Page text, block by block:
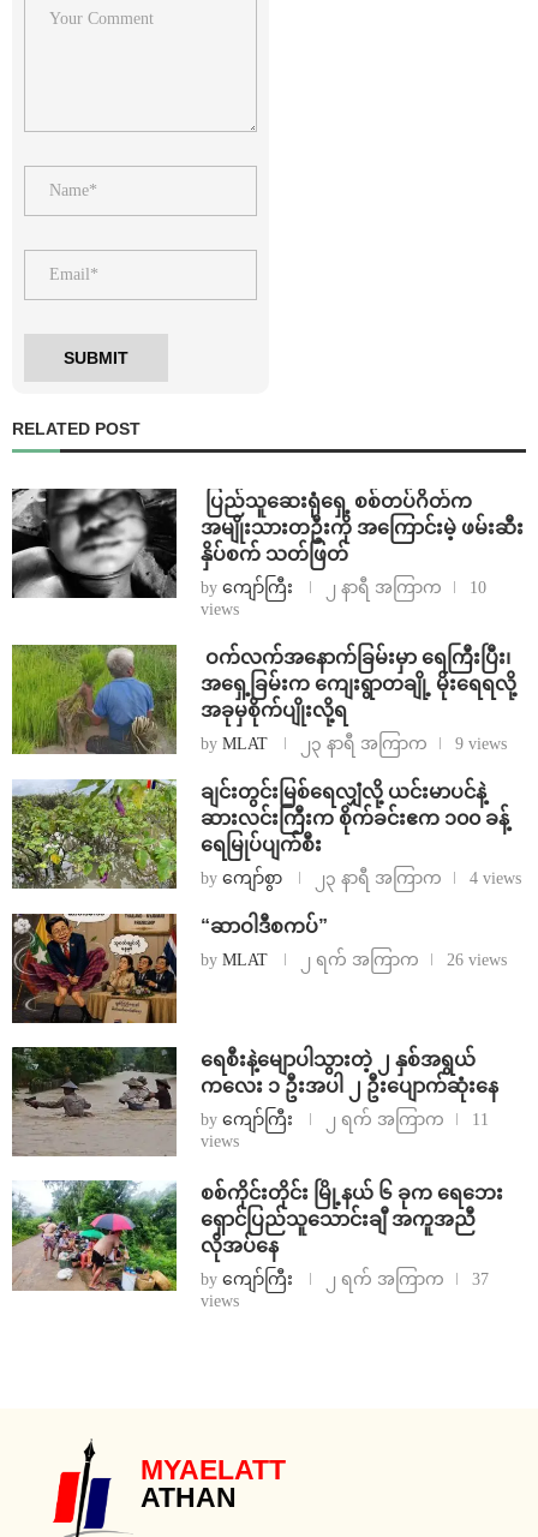
RELATED POST
⁩ ⁨ပြည်သူဆေးရုံရှေ့ စစ်တပ်ဂိတ်က
အမျိုးသားတဦးကို အကြောင်းမဲ့ ဖမ်းဆီး
နှိပ်စက် သတ်ဖြတ်
by ကျော်ကြီး ၂ နာရီ အကြာက
10
views
⁩ ⁨ဝက်လက်အနောက်ခြမ်းမှာ ရေကြီးပြီး၊
အရှေ့ခြမ်းက ကျေးရွာတချို့ မိုးရေရလို့
အခုမှစိုက်ပျိုးလို့ရ
by MLAT ၂၃ နာရီ အကြာက 9 views
ချင်းတွင်းမြစ်ရေလျှံလို့ ယင်းမာပင်နဲ့
ဆားလင်းကြီးက စိုက်ခင်းဧက ၁၀၀ ခန့်
ရေမြုပ်ပျက်စီး
by ကျော်စွာ ၂၃ နာရီ အကြာက 4 views
“ဆာဝါဒီစကပ်”
by MLAT ၂ ရက် အကြာက 26 views
ရေစီးနဲ့မျောပါသွားတဲ့ ၂ နှစ်အရွယ်
ကလေး ၁ ဦးအပါ ၂ ဦးပျောက်ဆုံးနေ
by ကျော်ကြီး ၂ ရက် အကြာက
11
views
စစ်ကိုင်းတိုင်း မြို့နယ် ၆ ခုက ရေဘေး
ရှောင်ပြည်သူသောင်းချီ အကူအညီ
လိုအပ်နေ
by ကျော်ကြီး ၂ ရက် အကြာက
37
views
MYAELATT
ATHAN